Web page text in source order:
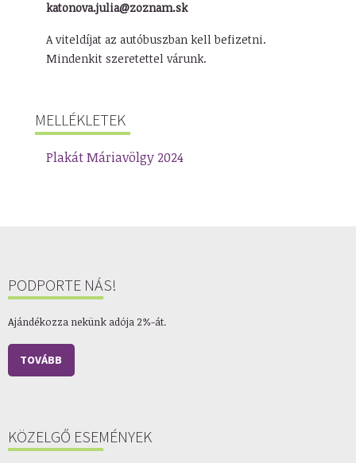
katonova.julia@zoznam.sk
A viteldíjat az autóbuszban kell befizetni.
Mindenkit szeretettel várunk.
MELLÉKLETEK
Plakát Máriavölgy 2024
PODPORTE NÁS!
Ajándékozza nekünk adója 2%-át.
TOVÁBB
KÖZELGŐ ESEMÉNYEK